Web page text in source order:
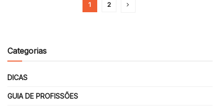
1 2
Categorias
DICAS
GUIA DE PROFISSÕES